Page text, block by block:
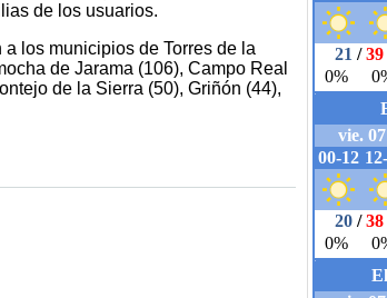
de los usuarios.
los municipios de Torres de la
de Jarama (106), Campo Real
de la Sierra (50), Griñón (44),